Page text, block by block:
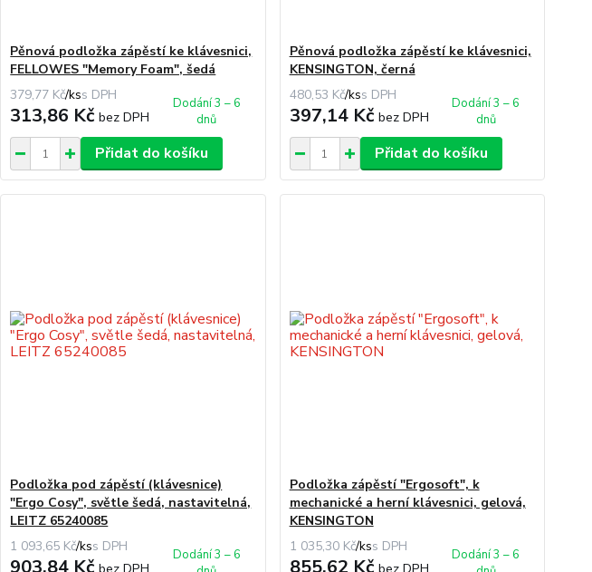
Pěnová podložka zápěstí ke klávesnici,
FELLOWES "Memory Foam", šedá
379,77 Kč/ks
313,86 Kčbez DPH
Dodání 3 – 6
dnů
Přidat do košíku
Pěnová podložka zápěstí ke klávesnici,
KENSINGTON, černá
480,53 Kč/ks
397,14 Kč bez DPH
Dodání 3 – 6
dnů
Přidat do košíku
Podložka pod zápěstí (klávesnice)
"Ergo Cosy", světle šedá, nastavitelná,
LEITZ 65240085
1 093,65 Kč/ks
903,84 Kčbez DPH
Dodání 3 – 6
Podložka zápěstí "Ergosoft", k
mechanické a herní klávesnici, gelová,
KENSINGTON
1 035,30 Kč/ks
855,62 Kč bez DPH
Dodání 3 – 6